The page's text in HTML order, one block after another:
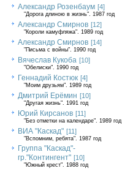
Александр Розенбаум [4]
"Дорога длиною в жизнь". 1987 год
Александр Смирнов [12]
"Короли камуфляжа". 1989 год
Александр Смирнов [14]
"Письма с войны". 1990 год
Вячеслав Кукоба [10]
"Обелиски". 1990 год
Геннадий Костюк [4]
"Моим друзьям". 1989 год
Дмитрий Ерёмин [10]
"Другая жизнь". 1991 год
Юрий Кирсанов [11]
"Без отметки на календаре". 1989 год
ВИА "Каскад" [11]
"Вспомним, ребята". 1987 год
Группа "Каскад"-
гр."Контингент" [10]
"Южный крест". 1988 год